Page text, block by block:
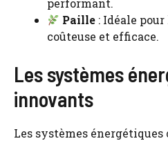
performant.
Paille : Idéale
coûteuse et efficace.
Les systèmes
innovants
Les systèmes